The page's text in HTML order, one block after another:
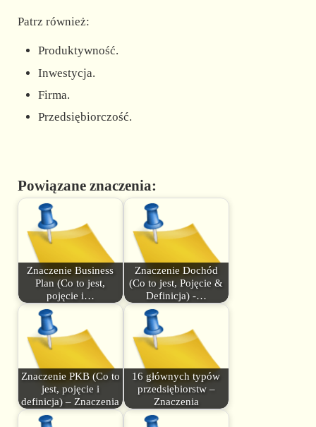
Patrz również:
Produktywność.
Inwestycja.
Firma.
Przedsiębiorczość.
Powiązane znaczenia:
Znaczenie Business
Plan (Co to jest,
pojęcie i…
Znaczenie Dochód
(Co to jest, Pojęcie &
Definicja) -…
Znaczenie PKB (Co to
jest, pojęcie i
definicja) – Znaczenia
16 głównych typów
przedsiębiorstw –
Znaczenia